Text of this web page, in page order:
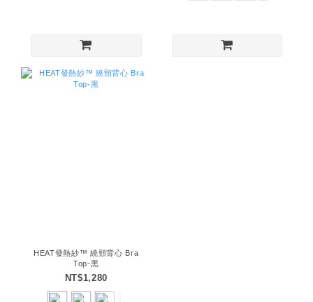
HEAT發熱紗™ 繞頸背心 Bra
Top-黑
NT$1,280